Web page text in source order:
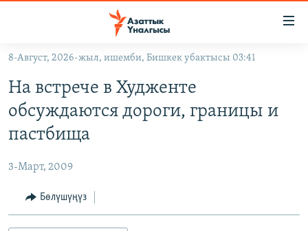
Навигацияга
өтүңүз
Издөөгө
салыңыз
КЫРГЫЗСТАН
КЫРГЫЗСТАН
ЭКОНОМИКА
МАДАНИЯТ
ДҮЙНӨ
БОРБОР АЗИЯ
АТАЙЫН ИЛИКТӨӨ
ТВ ПРОГРАММАЛАР
8-Август, 2026-жыл, ишемби, Бишкек убактысы 03:41
На встрече в Худженте
обсуждаются дороги, границы и
пастбища
3-Март, 2009
Бөлүшүңүз